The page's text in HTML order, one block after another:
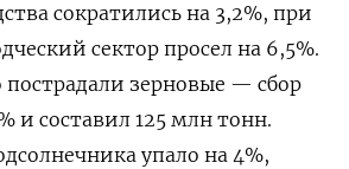
сократились на 3,2%, при
сектор просел на 6,5%.
пострадали зерновые — сбор
и составил 125 млн тонн.
упало на 4%,